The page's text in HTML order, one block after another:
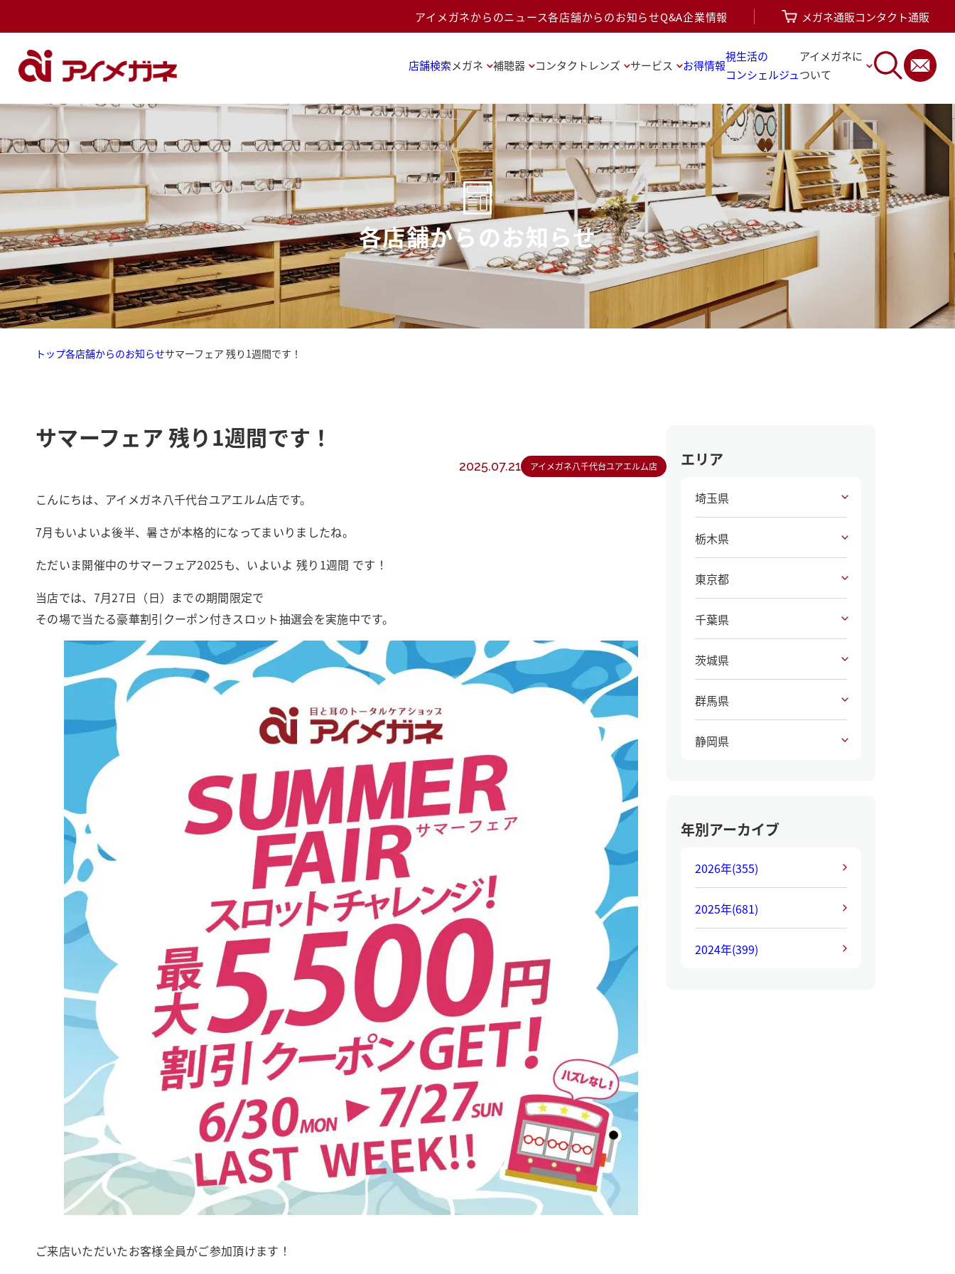
アイメガネからのニュース各店舗からのお知らせQ&A企業情報 メガネ通販コンタクト通販
店舗検索メガネ 補聴器 コンタクトレンズ サービス お得情報
視生活の
コンシェルジュ
アイメガネに
ついて
各店舗からのお知らせ
トップ各店舗からのお知らせサマーフェア 残り1週間です！
サマーフェア 残り1週間です！
2025.07.21 アイメガネ八千代台ユアエルム店
こんにちは、アイメガネ八千代台ユアエルム店です。
7月もいよいよ後半、暑さが本格的になってまいりましたね。
ただいま開催中のサマーフェア2025も、いよいよ 残り1週間 です！
当店では、7月27日（日）までの期間限定で
その場で当たる豪華割引クーポン付きスロット抽選会を実施中です。
ご来店いただいたお客様全員がご参加頂けます！
エリア
埼玉県
栃木県
東京都
千葉県
茨城県
群馬県
静岡県
年別アーカイブ
2026年(355)
2025年(681)
2024年(399)